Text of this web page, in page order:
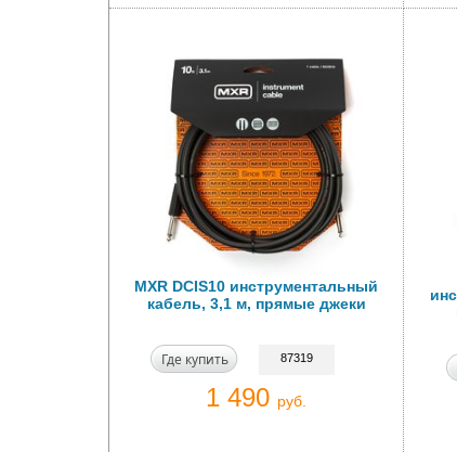
MXR DCIS10 инструментальный
кабель, 3,1 м, прямые джеки
Где купить 87319
1 490 руб.